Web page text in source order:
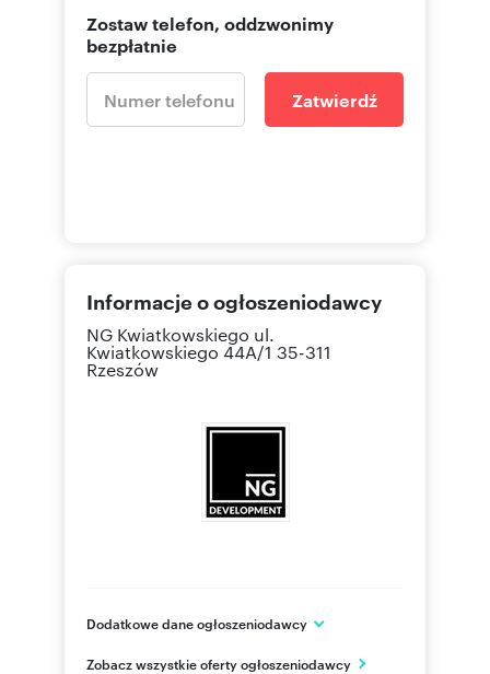
Zostaw telefon, oddzwonimy
bezpłatnie
Zatwierdź
Informacje o ogłoszeniodawcy
NG Kwiatkowskiego ul.
Kwiatkowskiego 44A/1 35-311
Rzeszów
Dodatkowe dane ogłoszeniodawcy
ul. Kwiatkowskiego 44A/1
Zobacz wszystkie oferty ogłoszeniodawcy